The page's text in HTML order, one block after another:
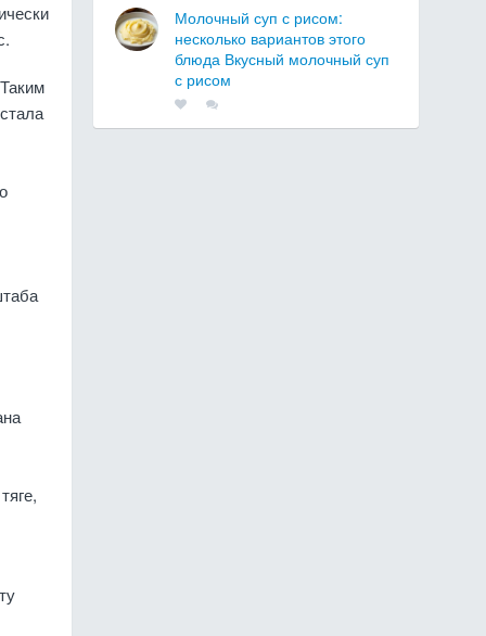
Молочный суп с рисом:
несколько вариантов этого
блюда Вкусный молочный суп
с рисом